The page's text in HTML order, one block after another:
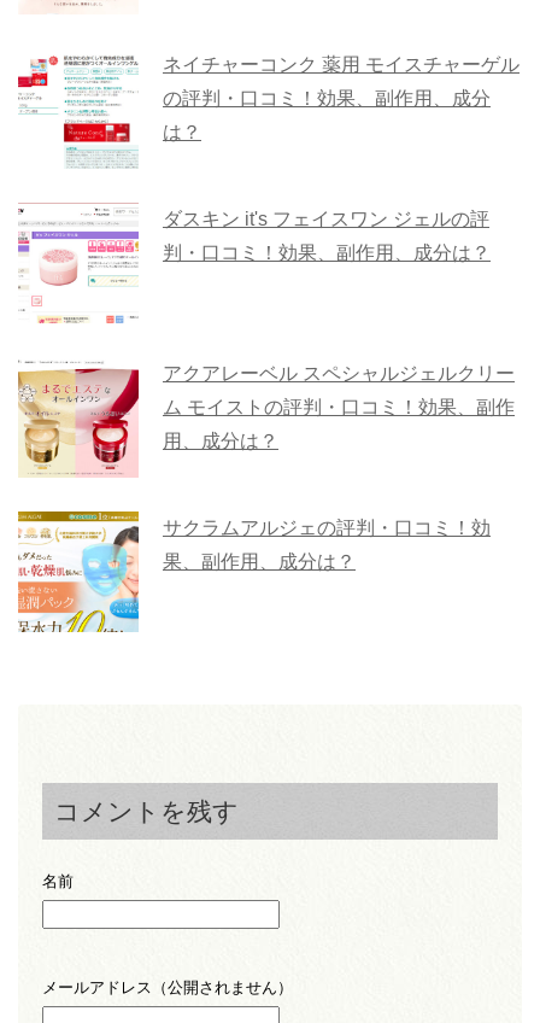
ネイチャーコンク 薬用 モイスチャーゲル
の評判・口コミ！効果、副作用、成分
は？
ダスキン it's フェイスワン ジェルの評
判・口コミ！効果、副作用、成分は？
アクアレーベル スペシャルジェルクリー
ム モイストの評判・口コミ！効果、副作
用、成分は？
サクラムアルジェの評判・口コミ！効
果、副作用、成分は？
コメントを残す
名前
メールアドレス（公開されません）